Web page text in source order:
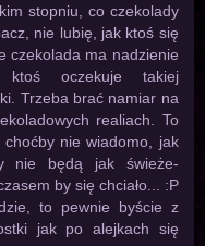
stopniu, co czekolady
nie lubię, jak ktoś się
czekolada ma nadzienie
oczekuje takiej
Trzeba brać namiar na
realiach. To
nie wiadomo, jak
nie będą jak świeże-
by się chciało... :P
to pewnie byście z
jak po alejkach się